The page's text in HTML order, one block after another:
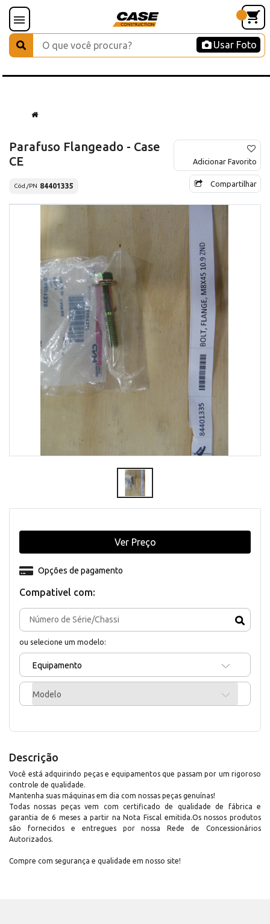
Usar Foto
Parafuso Flangeado - Case
CE
Cód./PN 84401335
Adicionar Favorito
Compartilhar
Compativel com:
ou selecione um modelo:
Equipamento
Modelo
Opções de pagamento
Ver Preço
Descrição
Você está adquirindo peças e equipamentos que passam por um rigoroso
controle de qualidade.
Mantenha suas máquinas em dia com nossas peças genuínas!
Todas nossas peças vem com certificado de qualidade de fábrica e
garantia de 6 meses a partir na Nota Fiscal emitida.Os nossos produtos
são fornecidos e entregues por nossa Rede de Concessionários
Autorizados.
Compre com segurança e qualidade em nosso site!